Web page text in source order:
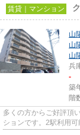
賃貸｜マンション
山
山
山
兵
-
築
階
多くの方からご好評頂
ションです。2駅利用